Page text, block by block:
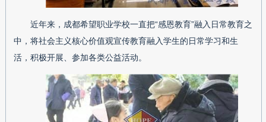
近年来，成都希望职业学校一直把“感恩教育”融入日常教育之
中，将社会主义核心价值观宣传教育融入学生的日常学习和生
活，积极开展、参加各类公益活动。